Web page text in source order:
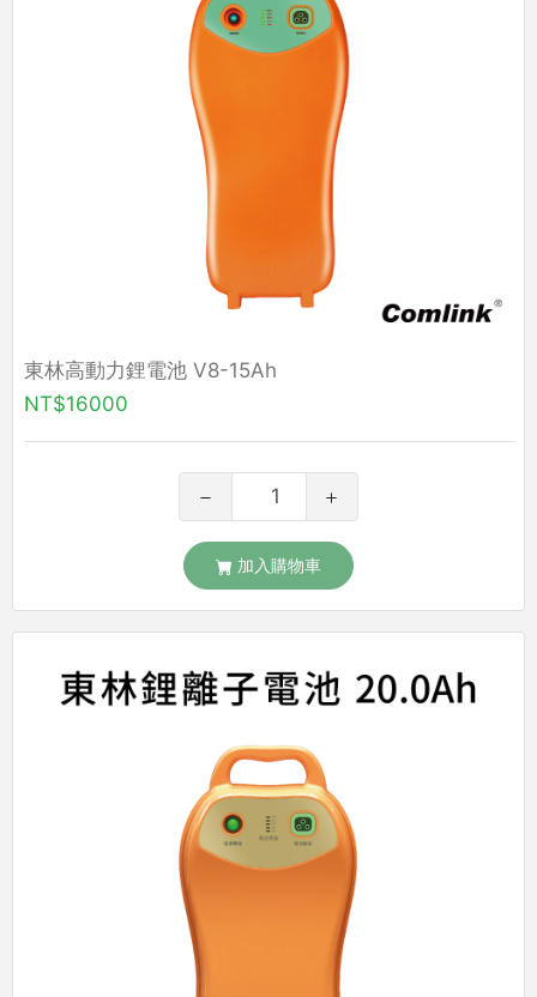
東林高動力鋰電池 V8-15Ah
NT$16000
加入購物車